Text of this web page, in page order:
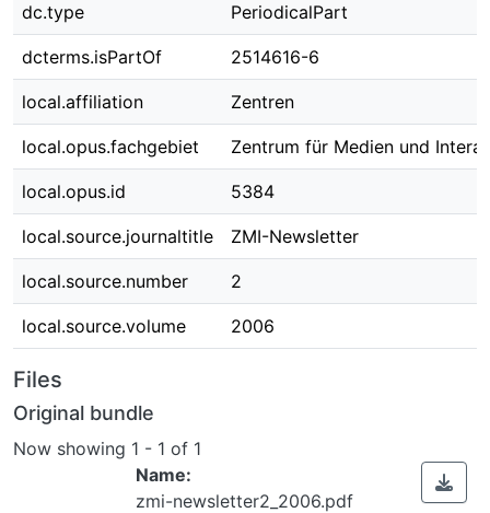
dc.type PeriodicalPart
dcterms.isPartOf 2514616-6
local.affiliation Zentren
local.opus.fachgebiet Zentrum für Medien und
local.opus.id 5384
local.source.journaltitle ZMI-Newsletter
local.source.number 2
local.source.volume 2006
Files
Original bundle
Now showing 1 - 1 of 1
Name:
zmi-newsletter2_2006.pdf